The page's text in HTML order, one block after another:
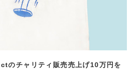
のチャリティ販売売上げ10万円を